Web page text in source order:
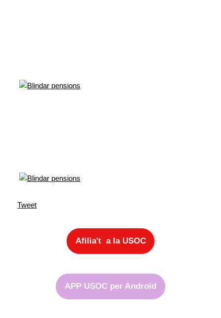
Tweet
Afilia't a la USOC
APP USOC per Android